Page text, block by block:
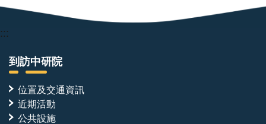
:::
到訪中研院
位置及交通資訊
近期活動
公共設施